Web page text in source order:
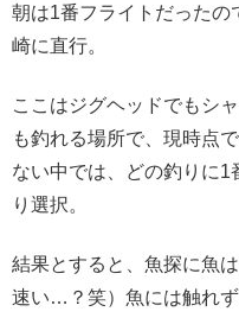
朝は1番フライトだったの
崎に直行。
ここはジグヘッドでもシ
も釣れる場所で、現時点
ない中では、どの釣りに
り選択。
結果とすると、魚探に魚
速い…？笑）魚には触れず